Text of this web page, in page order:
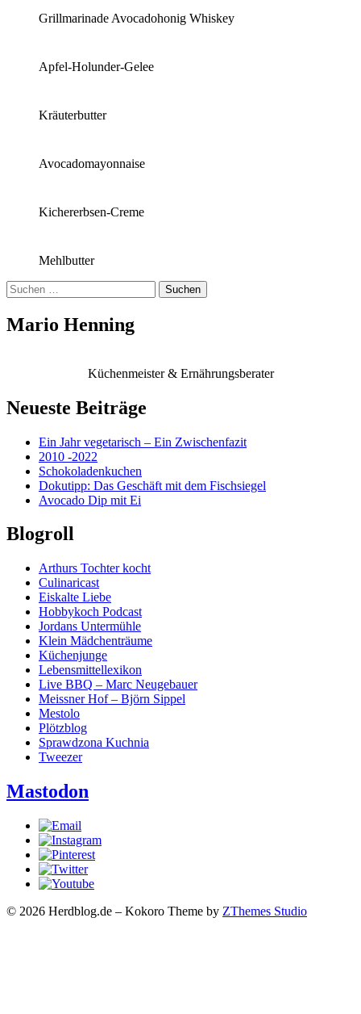
Grillmarinade Avocadohonig Whiskey
Apfel-Holunder-Gelee
Kräuterbutter
Avocadomayonnaise
Kichererbsen-Creme
Mehlbutter
Suchen
nach:
Mario Henning
Küchenmeister & Ernährungsberater
Neueste Beiträge
Ein Jahr vegetarisch – Ein Zwischenfazit
2010 -2022
Schokoladenkuchen
Dokutipp: Das Geschäft mit dem Fischsiegel
Avocado Dip mit Ei
Blogroll
Arthurs Tochter kocht
Culinaricast
Eiskalte Liebe
Hobbykoch Podcast
Jordans Untermühle
Klein Mädchenträume
Küchenjunge
Lebensmittellexikon
Live BBQ – Marc Neugebauer
Meissner Hof – Björn Sippel
Mestolo
Plötzblog
Sprawdzona Kuchnia
Tweezer
Mastodon
© 2026 Herdblog.de – Kokoro Theme by ZThemes Studio